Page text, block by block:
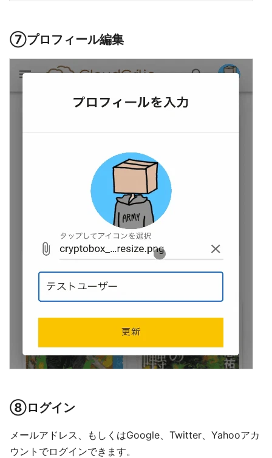
⑦プロフィール編集
⑧ログイン
メールアドレス、もしくはGoogle、Twitter、Yahooアカ
ウントでログインできます。